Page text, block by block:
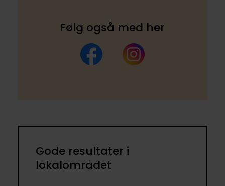
Gode resultater i
lokalområdet
Følg også med her
FacebookInstagram